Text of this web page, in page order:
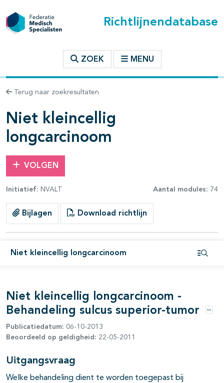
Richtlijnendatabase
ZOEK MENU
Terug naar zoekresultaten
Niet kleincellig
longcarcinoom
VOLGEN
Initiatief: NVALT Aantal modules: 74
Bijlagen Download richtlijn
Niet kleincellig longcarcinoom
binnen deze richtlijn
open- en dichtklappen
open- en dichtklappen
open- en dichtklappen
Niet kleincellig longcarcinoom -
Behandeling sulcus superior-tumor
Publicatiedatum: 06-10-2013
Beoordeeld op geldigheid: 22-05-2011
Uitgangsvraag
Welke behandeling dient te worden toegepast bij